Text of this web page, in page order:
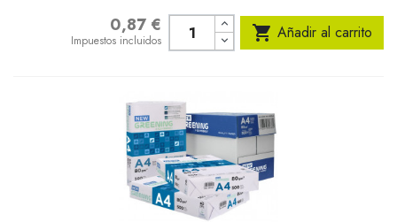
0,87 €
Impuestos incluidos  Añadir al carrito